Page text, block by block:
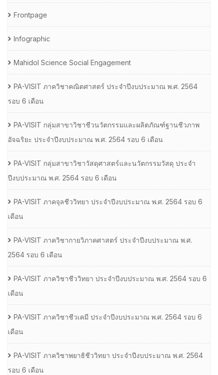
Frontpage
Infographic
Mahidol Science Social Engagement
PA-VISIT ภาควิชาคณิตศาสตร์ ประจำปีงบประมาณ พ.ศ. 2564
รอบ 6 เดือน
PA-VISIT กลุ่มสาขาวิชาชีวนวัตกรรมและผลิตภัณฑ์ฐานชีวภาพ
อัจฉริยะ ประจำปีงบประมาณ พ.ศ. 2564 รอบ 6 เดือน
PA-VISIT กลุ่มสาขาวิชาวัสดุศาสตร์และนวัตกรรมวัสดุ ประจำ
ปีงบประมาณ พ.ศ. 2564 รอบ 6 เดือน
PA-VISIT ภาคจุลชีววิทยา ประจำปีงบประมาณ พ.ศ. 2564 รอบ 6
เดือน
PA-VISIT ภาควิชากายวิภาคศาสตร์ ประจำปีงบประมาณ พ.ศ.
2564 รอบ 6 เดือน
PA-VISIT ภาควิชาชีววิทยา ประจำปีงบประมาณ พ.ศ. 2564 รอบ 6
เดือน
PA-VISIT ภาควิชาชีวเคมี ประจำปีงบประมาณ พ.ศ. 2564 รอบ 6
เดือน
PA-VISIT ภาควิชาพยาธิชีววิทยา ประจำปีงบประมาณ พ.ศ. 2564
รอบ 6 เดือน